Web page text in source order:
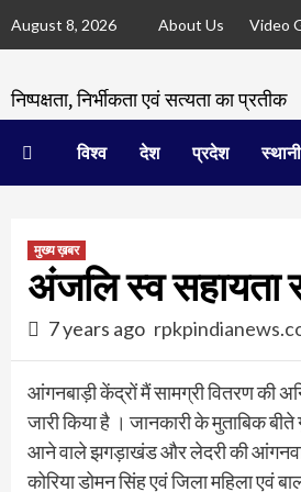
August 8, 2026 About Us Video
निष्पक्षता, निर्भीकता एवं सत्यता का प्रतीक
विश्व देश प्रदेश
मुख्य ख़बर
अंजलि स्व सहायता
7 years ago
आंगनबाड़ी केंद्रों मैं सामग्री वितरण की
जारी किया है । जानकारी के मुताबिक
आने वाले झगड़ाखंड और लेदरी की
कोरिया डोमन सिंह एवं जिला महिला एवं